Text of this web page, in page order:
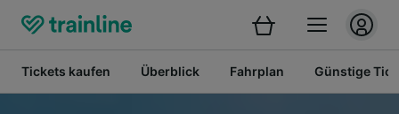
Tickets kaufen Überblick Fahrplan Günstige